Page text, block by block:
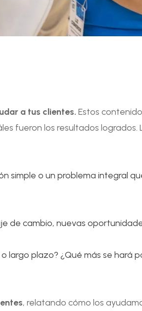
a tus clientes. Estos
fueron los resultados logrados.
simple o un problema integral
de cambio, nuevas
largo plazo? ¿Qué más se hará
, relatando cómo los